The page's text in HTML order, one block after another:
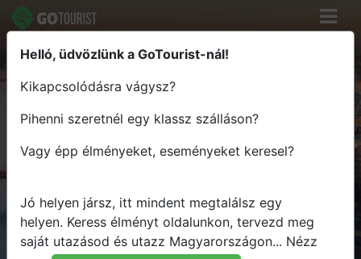
Helló, üdvözlünk a GoTourist-nál!
Kikapcsolódásra vágysz?
Pihenni szeretnél egy klassz szálláson?
Vagy épp élményeket, eseményeket keresel?
Jó helyen jársz, itt mindent megtalálsz egy
helyen. Keress élményt oldalunkon, tervezd meg
saját utazásod és utazz Magyarországon... Nézz
Keress élményt - Tervezz útvonalat
- Utazz Magyarországon
Hova
Bármit
Keresés